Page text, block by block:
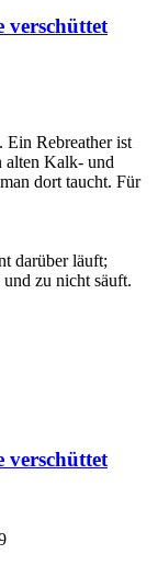
verschüttet
Ein Rebreather ist
alten Kalk- und
dort taucht. Für
darüber läuft;
zu nicht säuft.
verschüttet